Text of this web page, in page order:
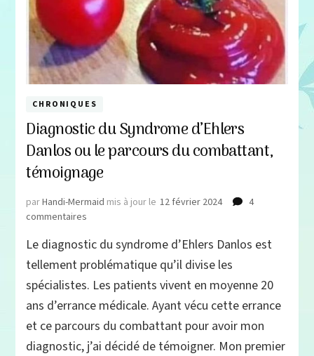
CHRONIQUES
Diagnostic du Syndrome d’Ehlers
Danlos ou le parcours du combattant,
témoignage
parHandi-Mermaid mis à jour le 12 février 2024
4
commentaires
du
Syndrome
Danlos
ou
parcours
du
Le diagnostic du syndrome d’Ehlers Danlos est
tellement problématique qu’il divise les
spécialistes. Les patients vivent en moyenne 20
ans d’errance médicale. Ayant vécu cette errance
et ce parcours du combattant pour avoir mon
diagnostic, j’ai décidé de témoigner. Mon premier